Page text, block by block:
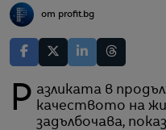
от profit.bg
Разликата в продължителността и качеството на
задълбочава,